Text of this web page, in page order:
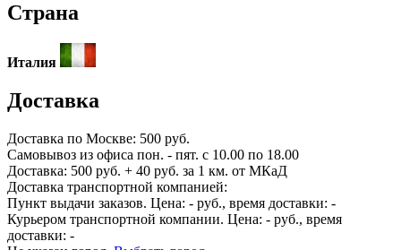
Страна
Италия
Доставка
Доставка по Москве: 500 руб.
Самовывоз из офиса пон. - пят. с 10.00 по 18.00
Доставка: 500 руб. + 40 руб. за 1 км. от МКаД
Доставка транспортной компанией:
Пункт выдачи заказов. Цена: - руб., время доставки: -
Курьером транспортной компании. Цена: - руб., время
доставки: -